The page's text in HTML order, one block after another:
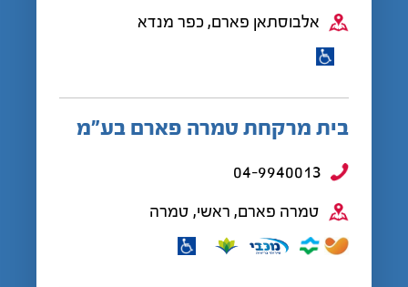
אלבוסתאן פארם, כפר מנדא
בית מרקחת טמרה פארם בע”מ
04-9940013
טמרה פארם, ראשי, טמרה